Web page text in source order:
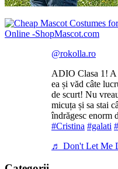
@rokolla.ro
ADIO Clasa 1! A
ea și văd câte
de scurt! Nu
micuța și sa stai
îndrăgesc enorm
#Cristina #galati
♬ Don't Let Me